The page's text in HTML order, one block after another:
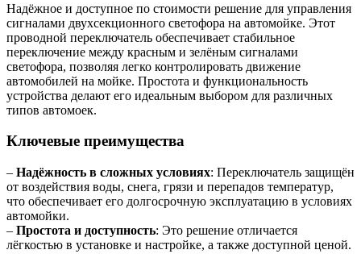
Надёжное и доступное по стоимости решение для управления
сигналами двухсекционного светофора на автомойке. Этот
проводной переключатель обеспечивает стабильное
переключение между красным и зелёным сигналами
светофора, позволяя легко контролировать движение
автомобилей на мойке. Простота и функциональность
устройства делают его идеальным выбором для различных
типов автомоек.
Ключевые преимущества
– Надёжность в сложных условиях: Переключатель защищён
от воздействия воды, снега, грязи и перепадов температур,
что обеспечивает его долгосрочную эксплуатацию в условиях
автомойки.
– Простота и доступность: Это решение отличается
лёгкостью в установке и настройке, а также доступной ценой.